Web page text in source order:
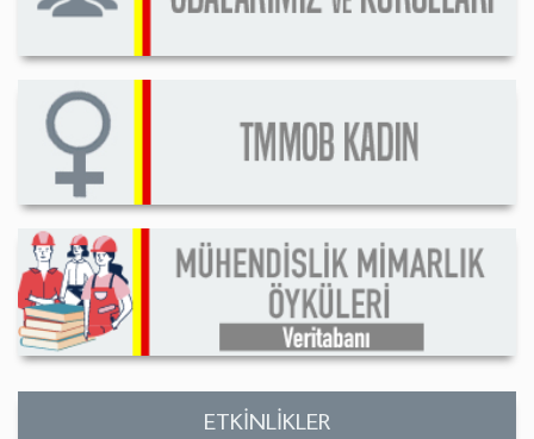
ETKİNLİKLER